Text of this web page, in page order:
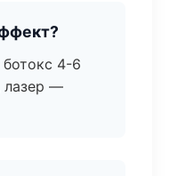
4-6
лазер —